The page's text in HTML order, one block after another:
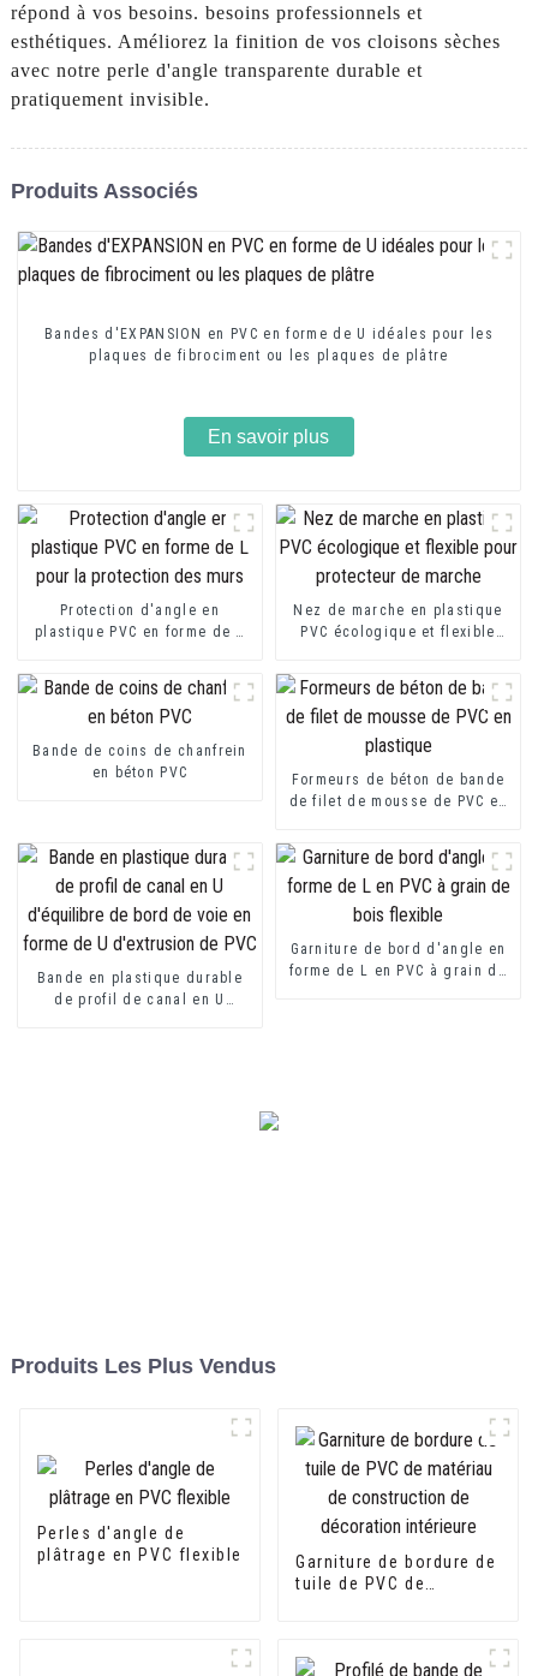
répond à vos besoins. besoins professionnels et
esthétiques. Améliorez la finition de vos cloisons sèches
avec notre perle d'angle transparente durable et
pratiquement invisible.
Produits Associés
Bandes d'EXPANSION en PVC en forme de U idéales pour les
plaques de fibrociment ou les plaques de plâtre
En savoir plus
Protection d'angle en
plastique PVC en forme de L
Nez de marche en plastique
PVC écologique et flexible
Bande de coins de chanfrein
en béton PVC
Formeurs de béton de bande
de filet de mousse de PVC en
Bande en plastique durable
de profil de canal en U
Garniture de bord d'angle en
forme de L en PVC à grain de
Produits Les Plus Vendus
Perles d'angle de
plâtrage en PVC flexible
Garniture de bordure de
tuile de PVC de